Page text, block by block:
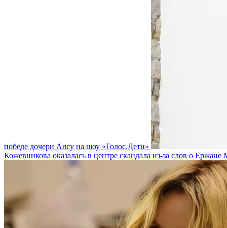
победе дочери Алсу на шоу «Голос.Дети»
Кожевникова оказалась в центре скандала из-за слов о Ержане